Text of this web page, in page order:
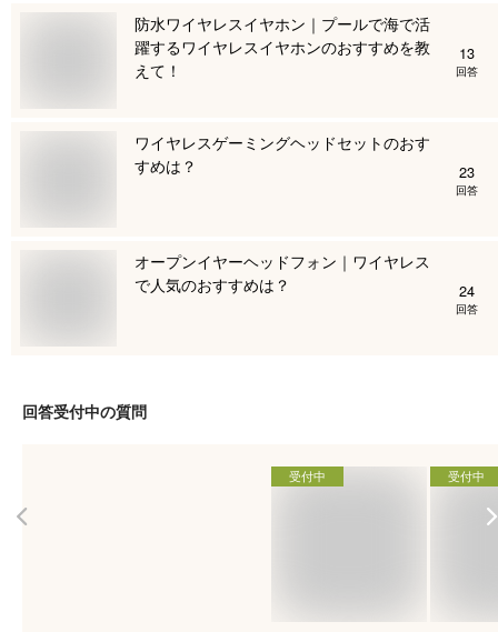
防水ワイヤレスイヤホン｜プールで海で活
躍するワイヤレスイヤホンのおすすめを教
えて！
13
回答
ワイヤレスゲーミングヘッドセットのおす
すめは？
23
回答
オープンイヤーヘッドフォン｜ワイヤレス
で人気のおすすめは？
24
回答
回答受付中の質問
受付中 受付中